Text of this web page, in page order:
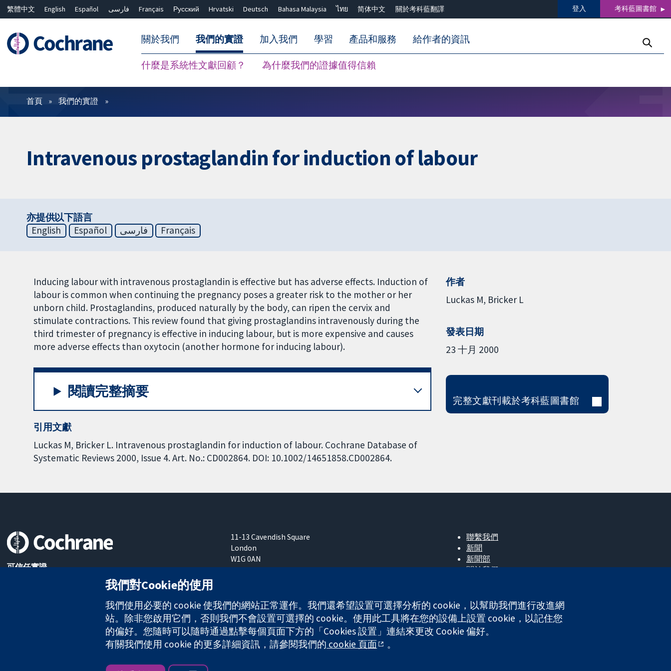
繁體中文 English Español فارسی Français Русский Hrvatski Deutsch Bahasa Malaysia ไทย 简体中文 關於考科藍翻譯 登入 考科藍圖書館
關於我們 我們的實證
什麼是系統性文獻回顧？ 為什麼我們的證據值得信賴
加入我們 學習 產品和服務 給作者的資訊
篩選條件
首頁 我們的實證
Intravenous prostaglandin for induction of labour
亦提供以下語言
English
Español فارسی Français
Inducing labour with intravenous prostaglandin is effective but has adverse effects. Induction of
labour is common when continuing the pregnancy poses a greater risk to the mother or her
unborn child. Prostaglandins, produced naturally by the body, can ripen the cervix and
stimulate contractions. This review found that giving prostaglandins intravenously during the
third trimester of pregnancy is effective in inducing labour, but is more expensive and causes
more adverse effects than oxytocin (another hormone for inducing labour).
閱讀完整摘要
引用文獻
Luckas M, Bricker L. Intravenous prostaglandin for induction of labour. Cochrane Database of
Systematic Reviews 2000, Issue 4. Art. No.: CD002864. DOI: 10.1002/14651858.CD002864.
作者
Luckas M Bricker L
發表日期
23 十月 2000
完整文獻刊載於考科藍圖書館
可信任實證
11-13 Cavendish Square
London
W1G 0AN
United Kingdom
聯繫我們
新聞
新聞部
關於我們
The Cochrane Collaboration is a charity (no. 1045921) and a company limited by guarantee (no. 03044323) registered in England & Wales. VAT registration number GB 718 2127 49.
版權所有 © 2026 The Cochrane Collaboration
我們對Cookie的使用
我們使用必要的 cookie 使我們的網站正常運作。我們還希望設置可選擇分析的 cookie，以幫助我們進行改進網
站。除非您啟用它們，否則我們不會設置可選擇的 cookie。使用此工具將在您的設備上設置 cookie，以記住您
的偏好。您隨時可以隨時通過點擊每個頁面下方的「Cookies 設置」連結來更改 Cookie 偏好。
有關我們使用 cookie 的更多詳細資訊，請參閱我們的 cookie 頁面 。